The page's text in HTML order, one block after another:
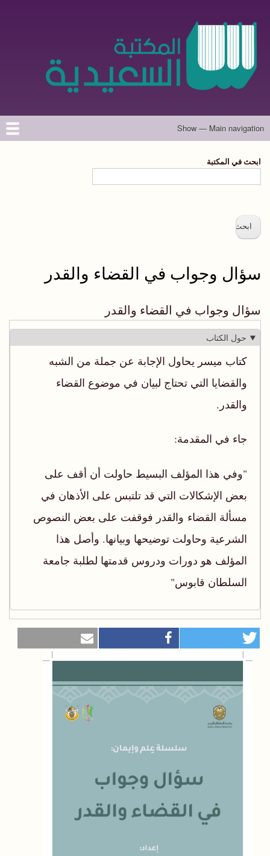
الرئيسي
Main
Show — Main navigation
الرئيسية
المؤلفون
تواصل معنا
حول الموقع
ابحث في المكتبة
سؤال وجواب في القضاء والقدر
سؤال وجواب في القضاء والقدر
حول الكتاب
كتاب ميسر يحاول الإجابة عن جملة من الشبه
والقضايا التي تحتاج لبيان في موضوع القضاء
والقدر.
جاء في المقدمة:
"وفي هذا المؤلف البسيط حاولت أن أقف على
بعض الإشكالات التي قد تلتبس على الأذهان في
مسألة القضاء والقدر فوقفت على بعض النصوص
الشرعية وحاولت توضيحها وبيانها. وأصل هذا
المؤلف هو دورات ودروس قدمتها لطلبة جامعة
السلطان قابوس"